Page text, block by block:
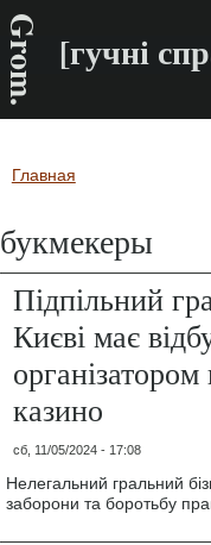
Grom. [гучні
Вы здесь
Главная
букмекеры
Підпільний
Києві має
казино
сб, 11/05/2024 - 17:08
Нелегальний гральний
заборони та боротьбу